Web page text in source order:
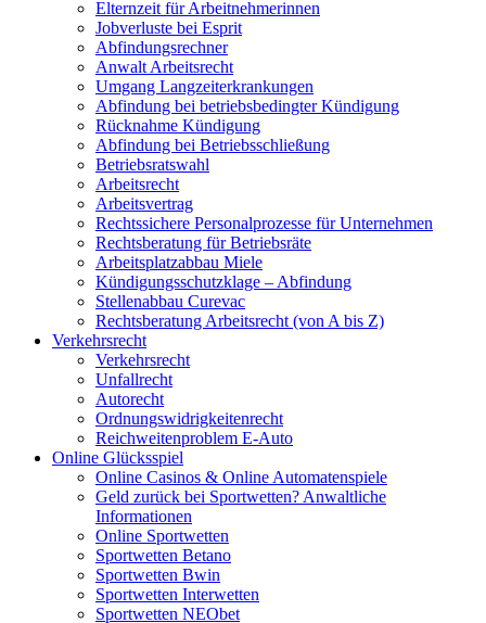
Elternzeit für Arbeitnehmerinnen
Jobverluste bei Esprit
Abfindungsrechner
Anwalt Arbeitsrecht
Umgang Langzeiterkrankungen
Abfindung bei betriebsbedingter Kündigung
Rücknahme Kündigung
Abfindung bei Betriebsschließung
Betriebsratswahl
Arbeitsrecht
Arbeitsvertrag
Rechtssichere Personalprozesse für Unternehmen
Rechtsberatung für Betriebsräte
Arbeitsplatzabbau Miele
Kündigungsschutzklage – Abfindung
Stellenabbau Curevac
Rechtsberatung Arbeitsrecht (von A bis Z)
Verkehrsrecht
Verkehrsrecht
Unfallrecht
Autorecht
Ordnungswidrigkeitenrecht
Reichweitenproblem E-Auto
Online Glücksspiel
Online Casinos & Online Automatenspiele
Geld zurück bei Sportwetten? Anwaltliche
Informationen
Online Sportwetten
Sportwetten Betano
Sportwetten Bwin
Sportwetten Interwetten
Sportwetten NEObet